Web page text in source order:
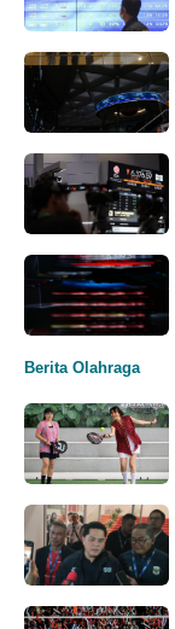
Berita Olahraga